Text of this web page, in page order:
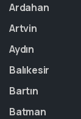
Ardahan
Artvin
Aydın
Balıkesir
Bartın
Batman